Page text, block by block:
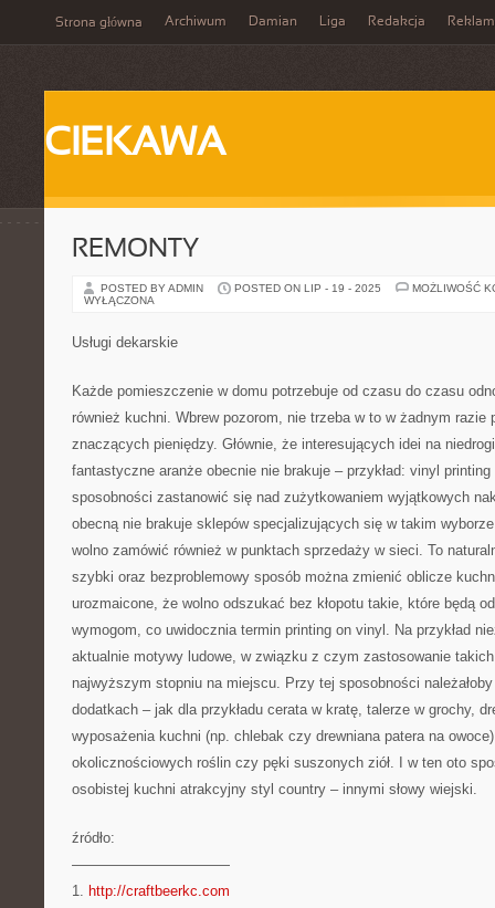
Strona główna Archiwum Damian Liga Redakcja
CIEKAWA
REMONTY
POSTED BY ADMIN POSTED ON LIP - 19 - 2025
MOŻLIWOŚĆ
WYŁĄCZONA
Usługi dekarskie
Każde pomieszczenie w domu potrzebuje od czasu do czasu
również kuchni. Wbrew pozorom, nie trzeba w to w żadnym razie
znaczących pieniędzy. Głównie, że interesujących idei na
fantastyczne aranże obecnie nie brakuje – przykład: vinyl
sposobności zastanowić się nad zużytkowaniem wyjątkowych
obecną nie brakuje sklepów specjalizujących się w takim
wolno zamówić również w punktach sprzedaży w sieci. To
szybki oraz bezproblemowy sposób można zmienić oblicze
urozmaicone, że wolno odszukać bez kłopotu takie, które będą
wymogom, co uwidocznia termin printing on vinyl. Na przykład
aktualnie motywy ludowe, w związku z czym zastosowanie
najwyższym stopniu na miejscu. Przy tej sposobności
dodatkach – jak dla przykładu cerata w kratę, talerze w grochy,
wyposażenia kuchni (np. chlebak czy drewniana patera na
okolicznościowych roślin czy pęki suszonych ziół. I w ten oto
osobistej kuchni atrakcyjny styl country – innymi słowy wiejski.
źródło:
———————————
1. http://craftbeerkc.com